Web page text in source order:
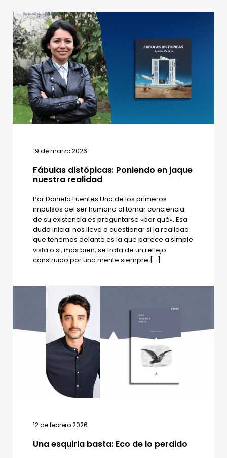
19 de marzo 2026
Fábulas distópicas: Poniendo en jaque
nuestra realidad
Por Daniela Fuentes Uno de los primeros
impulsos del ser humano al tomar conciencia
de su existencia es preguntarse «por qué». Esa
duda inicial nos lleva a cuestionar si la realidad
que tenemos delante es la que parece a simple
vista o si, más bien, se trata de un reflejo
construido por una mente siempre […]
12 de febrero 2026
Una esquirla basta: Eco de lo perdido